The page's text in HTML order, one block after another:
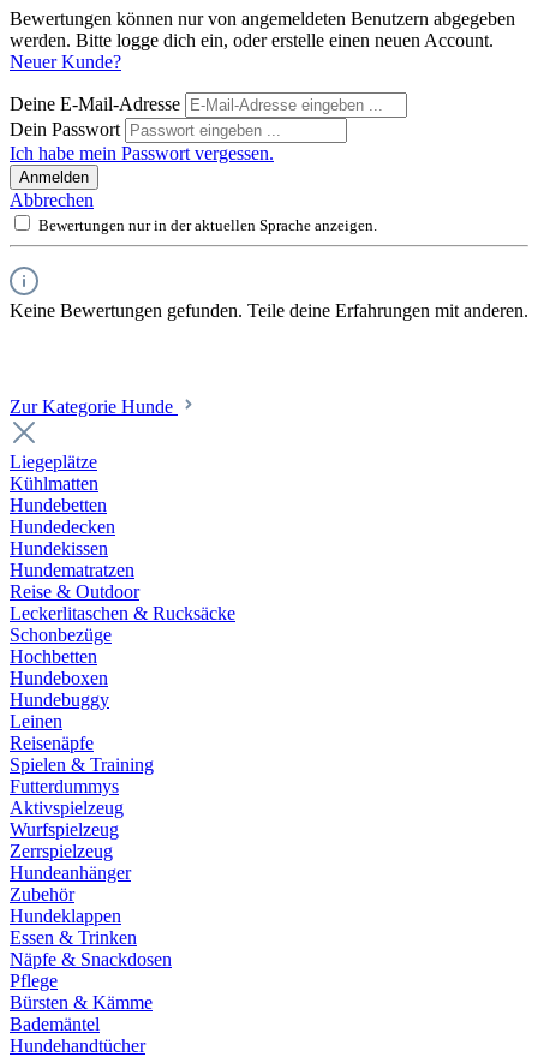
Bewertungen können nur von angemeldeten Benutzern abgegeben
werden. Bitte logge dich ein, oder erstelle einen neuen Account.
Neuer Kunde?
Deine E-Mail-Adresse
Dein Passwort
Ich habe mein Passwort vergessen.
Anmelden
Abbrechen
Bewertungen nur in der aktuellen Sprache anzeigen.
Keine Bewertungen gefunden. Teile deine Erfahrungen mit anderen.
Zur Kategorie Hunde
Liegeplätze
Kühlmatten
Hundebetten
Hundedecken
Hundekissen
Hundematratzen
Reise & Outdoor
Leckerlitaschen & Rucksäcke
Schonbezüge
Hochbetten
Hundeboxen
Hundebuggy
Leinen
Reisenäpfe
Spielen & Training
Futterdummys
Aktivspielzeug
Wurfspielzeug
Zerrspielzeug
Hundeanhänger
Zubehör
Hundeklappen
Essen & Trinken
Näpfe & Snackdosen
Pflege
Bürsten & Kämme
Bademäntel
Hundehandtücher